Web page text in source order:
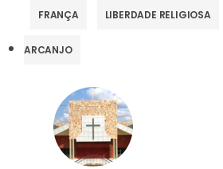
FRANÇA LIBERDADE RELIGIOSA
ARCANJO